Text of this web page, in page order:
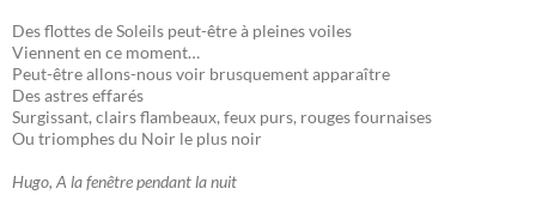
Des flottes de Soleils peut-être à pleines voiles
Viennent en ce moment…
Peut-être allons-nous voir brusquement apparaître
Des astres effarés
Surgissant, clairs flambeaux, feux purs, rouges fournaises
Ou triomphes du Noir le plus noir
Hugo, A la fenêtre pendant la nuit